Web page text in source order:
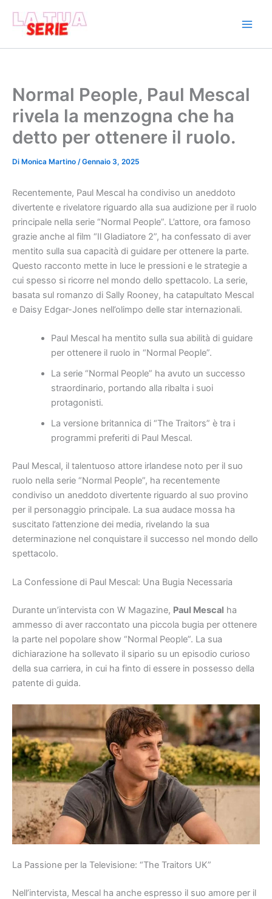
contenuto
Normal People, Paul Mescal
rivela la menzogna che ha
detto per ottenere il ruolo.
Di Monica Martino /Gennaio 3, 2025
Recentemente, Paul Mescal ha condiviso un aneddoto
divertente e rivelatore riguardo alla sua audizione per il ruolo
principale nella serie “Normal People”. L’attore, ora famoso
grazie anche al film “Il Gladiatore 2”, ha confessato di aver
mentito sulla sua capacità di guidare per ottenere la parte.
Questo racconto mette in luce le pressioni e le strategie a
cui spesso si ricorre nel mondo dello spettacolo. La serie,
basata sul romanzo di Sally Rooney, ha catapultato Mescal
e Daisy Edgar-Jones nell’olimpo delle star internazionali.
Paul Mescal ha mentito sulla sua abilità di guidare
per ottenere il ruolo in “Normal People”.
La serie “Normal People” ha avuto un successo
straordinario, portando alla ribalta i suoi
protagonisti.
La versione britannica di “The Traitors” è tra i
programmi preferiti di Paul Mescal.
Paul Mescal, il talentuoso attore irlandese noto per il suo
ruolo nella serie “Normal People”, ha recentemente
condiviso un aneddoto divertente riguardo al suo provino
per il personaggio principale. La sua audace mossa ha
suscitato l’attenzione dei media, rivelando la sua
determinazione nel conquistare il successo nel mondo dello
spettacolo.
La Confessione di Paul Mescal: Una Bugia Necessaria
Durante un’intervista con W Magazine, Paul Mescal ha
ammesso di aver raccontato una piccola bugia per ottenere
la parte nel popolare show “Normal People”. La sua
dichiarazione ha sollevato il sipario su un episodio curioso
della sua carriera, in cui ha finto di essere in possesso della
patente di guida.
La Passione per la Televisione: “The Traitors UK”
Nell’intervista, Mescal ha anche espresso il suo amore per il